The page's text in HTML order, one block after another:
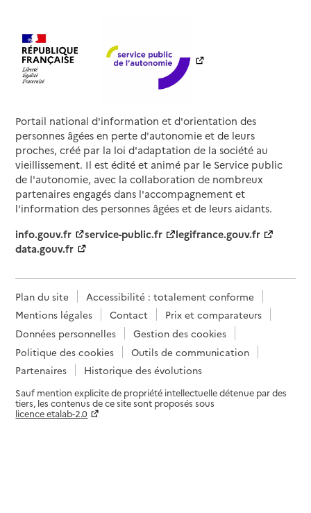
Portail national d'information et d'orientation des
personnes âgées en perte d'autonomie et de leurs
proches, créé par la loi d'adaptation de la société au
vieillissement. Il est édité et animé par le Service public
de l'autonomie, avec la collaboration de nombreux
partenaires engagés dans l'accompagnement et
l'information des personnes âgées et de leurs aidants.
info.gouv.fr
service-public.fr
legifrance.gouv.fr
data.gouv.fr
Plan du site
Accessibilité : totalement conforme
Mentions légales
Contact
Prix et comparateurs
Données personnelles
Gestion des cookies
Politique des cookies
Outils de communication
Partenaires
Historique des évolutions
Sauf mention explicite de propriété intellectuelle détenue par des
tiers, les contenus de ce site sont proposés sous
licence etalab-2.0